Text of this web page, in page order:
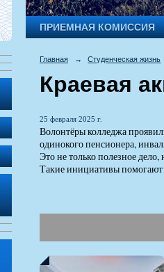
ПРИЕМНАЯ КОМИССИЯ
Главная → Студенческая жизнь
Краевая
25 февраля 2025 г.
Волонтёры колледжа
одинокого пенсионера,
Это не только полезное
Такие инициативы